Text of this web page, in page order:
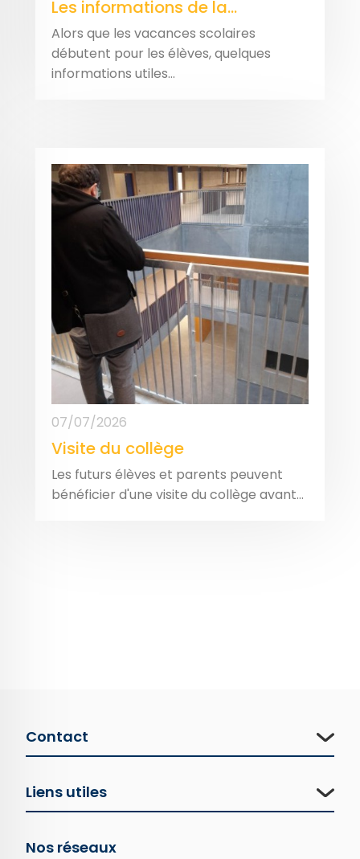
Les informations de la...
Alors que les vacances scolaires
débutent pour les élèves, quelques
informations utiles...
07/07/2026
Visite du collège
Les futurs élèves et parents peuvent
bénéficier d'une visite du collège avant...
Contact
Liens utiles
Nos réseaux